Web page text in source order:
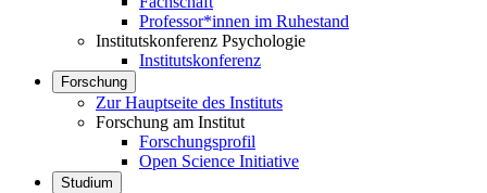
Professor*innen im Ruhestand
Institutskonferenz Psychologie
Institutskonferenz
Forschung
Zur Hauptseite des Instituts
Forschung am Institut
Forschungsprofil
Open Science Initiative
Studium